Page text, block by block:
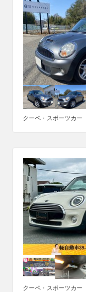
クーペ・スポーツカー
クーペ・スポーツカー